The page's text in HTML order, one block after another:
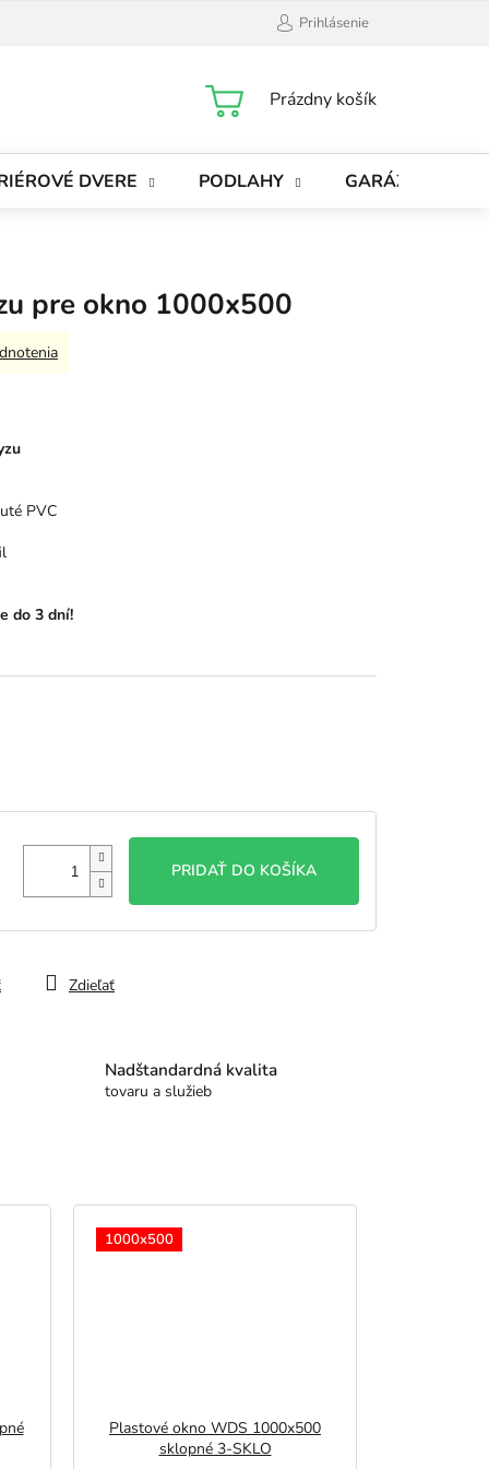
Prihlásenie
NÁKUPNÝ
Prázdny košík
DVERE PODLAHY GARÁŽOVÉ
pre okno 1000x500
PRIDAŤ DO KOŠÍKA
PVC
do 3 dní!
Zdieľať
Nadštandardná kvalita
tovaru a služieb
1000x500
Plastové okno WDS 1000x500
sklopné 3-SKLO